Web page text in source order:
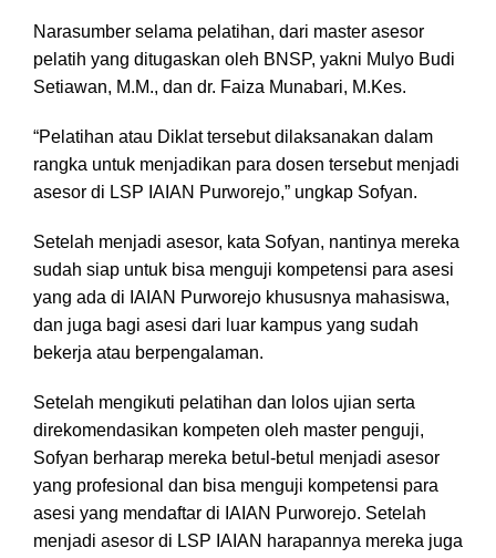
Narasumber selama pelatihan, dari master asesor
pelatih yang ditugaskan oleh BNSP, yakni Mulyo Budi
Setiawan, M.M., dan dr. Faiza Munabari, M.Kes.
“Pelatihan atau Diklat tersebut dilaksanakan dalam
rangka untuk menjadikan para dosen tersebut menjadi
asesor di LSP IAIAN Purworejo,” ungkap Sofyan.
Setelah menjadi asesor, kata Sofyan, nantinya mereka
sudah siap untuk bisa menguji kompetensi para asesi
yang ada di IAIAN Purworejo khususnya mahasiswa,
dan juga bagi asesi dari luar kampus yang sudah
bekerja atau berpengalaman.
Setelah mengikuti pelatihan dan lolos ujian serta
direkomendasikan kompeten oleh master penguji,
Sofyan berharap mereka betul-betul menjadi asesor
yang profesional dan bisa menguji kompetensi para
asesi yang mendaftar di IAIAN Purworejo. Setelah
menjadi asesor di LSP IAIAN harapannya mereka juga